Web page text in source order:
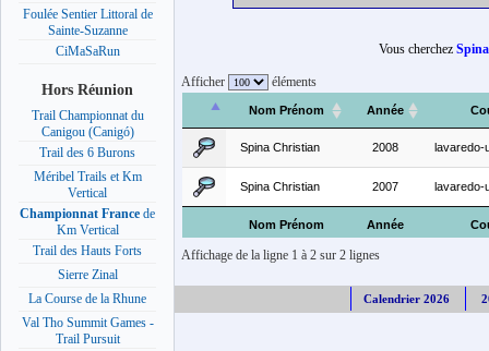
Foulée Sentier Littoral de
Sainte-Suzanne
CiMaSaRun
Hors Réunion
Trail Championnat du
Canigou (Canigó)
Trail des 6 Burons
Méribel Trails et Km
Vertical
Championnat France de
Km Vertical
Trail des Hauts Forts
Sierre Zinal
La Course de la Rhune
Val Tho Summit Games -
Trail Pursuit
Vous cherchez
Afficher éléments
Nom Prénom Année
Nom Prénom Année
Spina Christian 2008 lavaredo-
Spina Christian 2007 lavaredo-
Affichage de la ligne 1 à 2 sur 2 lignes
Calendrier 2026